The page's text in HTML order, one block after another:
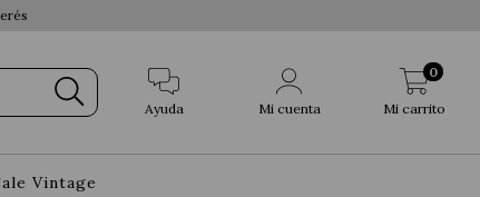
Ayuda Mi cuenta Mi carrito
0
Vintage